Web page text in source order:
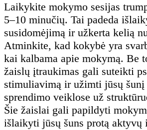
Laikykite mokymo sesijas
5–10 minučių. Tai padeda
susidomėjimą ir užkerta kelią
Atminkite, kad kokybė yra
kai kalbama apie mokymą. Be
žaislų įtraukimas gali suteikti
stimuliavimą ir užimti jūsų šunį
sprendimo veiklose už
Šie žaislai gali papildyti
išlaikyti jūsų šuns protą aktyvų